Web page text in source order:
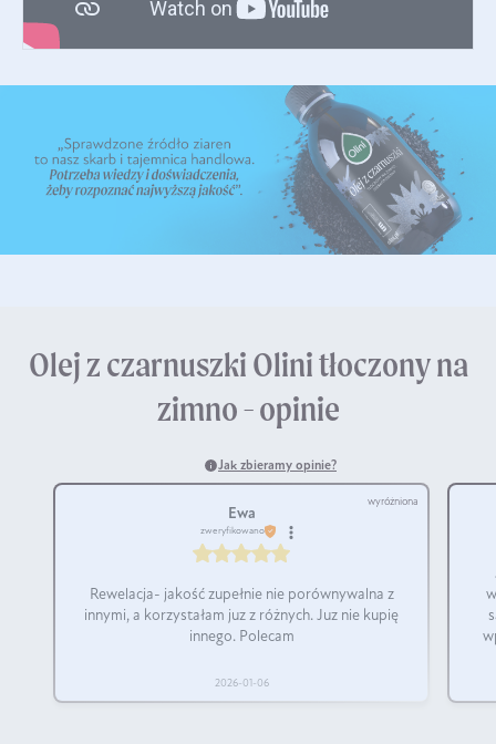
Olej z czarnuszki Olini tłoczony na
zimno - opinie
Jak zbieramy opinie?
wyróżniona
Ewa
zweryfikowano
Rewelacja- jakość zupełnie nie porównywalna z
innymi, a korzystałam juz z różnych. Juz nie kupię
innego. Polecam
2026-01-06